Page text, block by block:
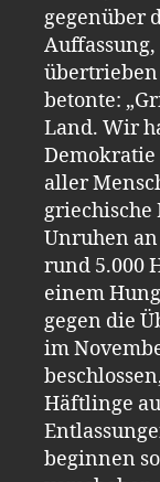
gegenüber
übertrieben
betonte:
Land. Wir
aller
Unruhen
rund 5.000
einem
gegen die
im
Häftlinge
beginnen